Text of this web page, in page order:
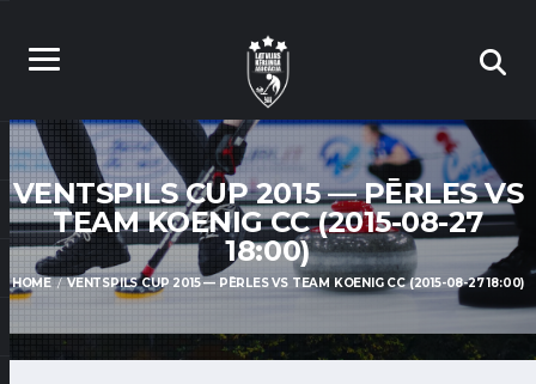
VENTSPILS CUP 2015 — PĒRLES VS
TEAM KOENIG CC (2015-08-27
18:00)
HOME VENTSPILS CUP 2015 — PĒRLES VS TEAM KOENIG CC (2015-08-27 18:00)